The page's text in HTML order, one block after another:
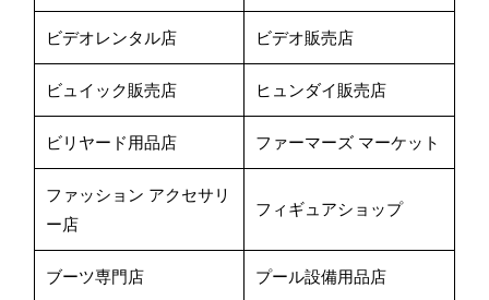
ビデオレンタル店 ビデオ販売店
ビュイック販売店 ヒュンダイ販売店
ビリヤード用品店 ファーマーズ マーケット
ファッション アクセサリ
ー店
フィギュアショップ
ブーツ専門店 プール設備用品店